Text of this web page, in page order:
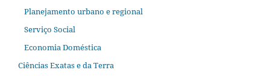
Planejamento urbano e regional
Serviço Social
Economia Doméstica
Ciências Exatas e da Terra